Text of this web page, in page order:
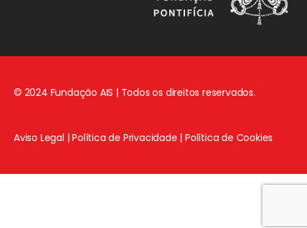
© 2024 Fundação AIS | Todos os direitos reservados.
Aviso Legal |Política de Privacidade |Política de Cookies